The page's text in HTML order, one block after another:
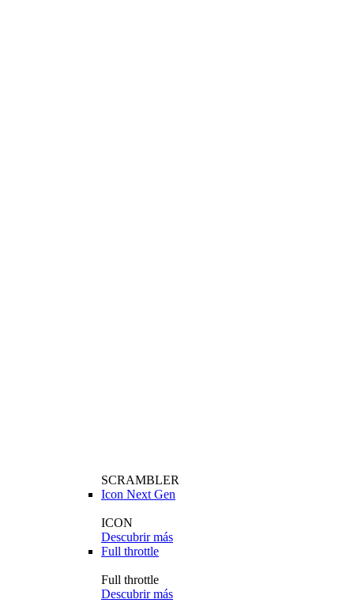
SCRAMBLER
Icon Next Gen
ICON
Descubrir más
Full throttle
Full throttle
Descubrir más